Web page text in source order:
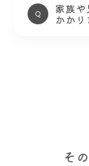
家族
かかり
そ